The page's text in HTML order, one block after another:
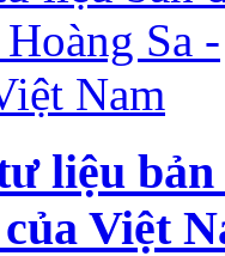
liệu
Việt